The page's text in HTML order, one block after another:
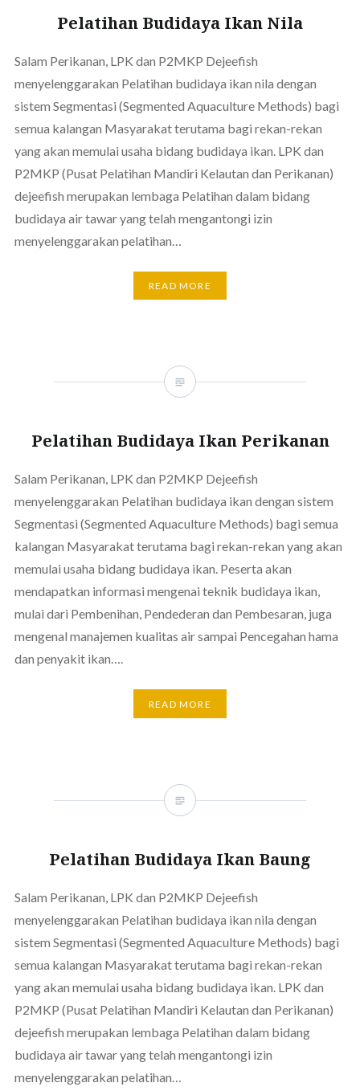
Pelatihan Budidaya Ikan Nila
Salam Perikanan, LPK dan P2MKP Dejeefish
menyelenggarakan Pelatihan budidaya ikan nila dengan
sistem Segmentasi (Segmented Aquaculture Methods) bagi
semua kalangan Masyarakat terutama bagi rekan-rekan
yang akan memulai usaha bidang budidaya ikan. LPK dan
P2MKP (Pusat Pelatihan Mandiri Kelautan dan Perikanan)
dejeefish merupakan lembaga Pelatihan dalam bidang
budidaya air tawar yang telah mengantongi izin
menyelenggarakan pelatihan…
READ MORE
Pelatihan Budidaya Ikan Perikanan
Salam Perikanan, LPK dan P2MKP Dejeefish
menyelenggarakan Pelatihan budidaya ikan dengan sistem
Segmentasi (Segmented Aquaculture Methods) bagi semua
kalangan Masyarakat terutama bagi rekan-rekan yang akan
memulai usaha bidang budidaya ikan. Peserta akan
mendapatkan informasi mengenai teknik budidaya ikan,
mulai dari Pembenihan, Pendederan dan Pembesaran, juga
mengenal manajemen kualitas air sampai Pencegahan hama
dan penyakit ikan….
READ MORE
Pelatihan Budidaya Ikan Baung
Salam Perikanan, LPK dan P2MKP Dejeefish
menyelenggarakan Pelatihan budidaya ikan nila dengan
sistem Segmentasi (Segmented Aquaculture Methods) bagi
semua kalangan Masyarakat terutama bagi rekan-rekan
yang akan memulai usaha bidang budidaya ikan. LPK dan
P2MKP (Pusat Pelatihan Mandiri Kelautan dan Perikanan)
dejeefish merupakan lembaga Pelatihan dalam bidang
budidaya air tawar yang telah mengantongi izin
menyelenggarakan pelatihan…